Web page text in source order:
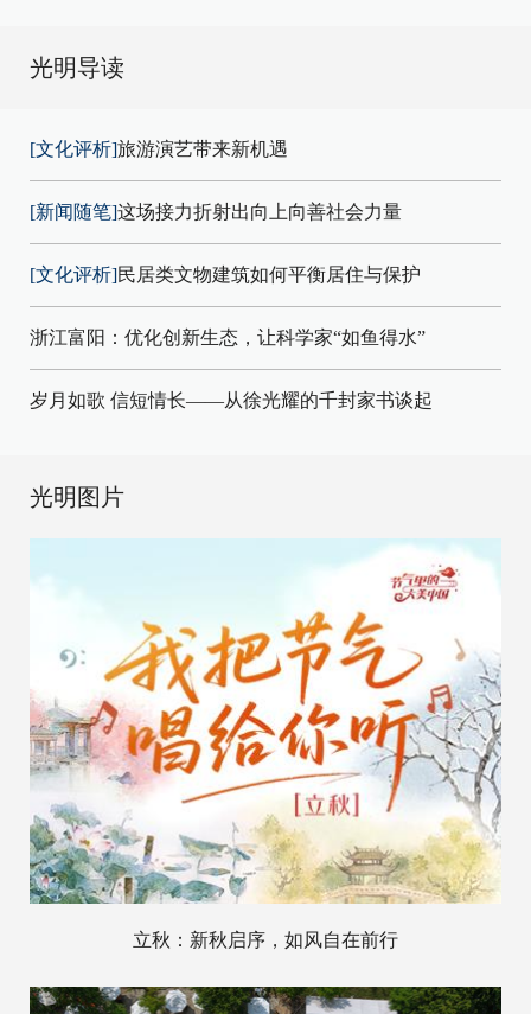
光明导读
[文化评析]旅游演艺带来新机遇
[新闻随笔]这场接力折射出向上向善社会力量
[文化评析]民居类文物建筑如何平衡居住与保护
浙江富阳：优化创新生态，让科学家“如鱼得水”
岁月如歌 信短情长——从徐光耀的千封家书谈起
光明图片
立秋：新秋启序，如风自在前行